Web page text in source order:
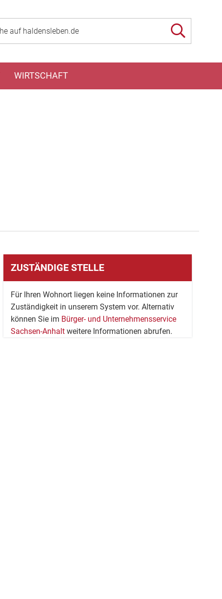
WIRTSCHAFT
ZUSTÄNDIGE STELLE
Für Ihren Wohnort liegen keine Informationen zur
Zuständigkeit in unserem System vor. Alternativ
können Sie im Bürger- und Unternehmensservice
Sachsen-Anhalt weitere Informationen abrufen.